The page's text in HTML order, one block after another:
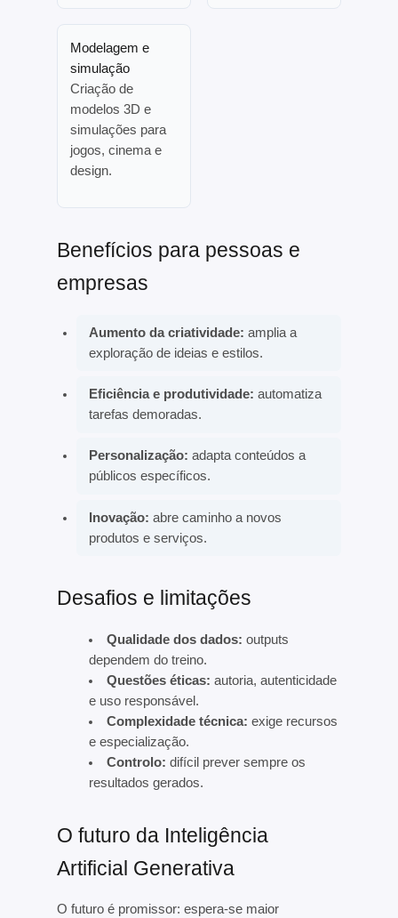
Modelagem e
simulação
Criação de
modelos 3D e
simulações para
jogos, cinema e
design.
Benefícios para pessoas e
empresas
Aumento da criatividade: amplia a
exploração de ideias e estilos.
Eficiência e produtividade: automatiza
tarefas demoradas.
Personalização: adapta conteúdos a
públicos específicos.
Inovação: abre caminho a novos
produtos e serviços.
Desafios e limitações
Qualidade dos dados: outputs
dependem do treino.
Questões éticas: autoria, autenticidade
e uso responsável.
Complexidade técnica: exige recursos
e especialização.
Controlo: difícil prever sempre os
resultados gerados.
O futuro da Inteligência
Artificial Generativa
O futuro é promissor: espera-se maior